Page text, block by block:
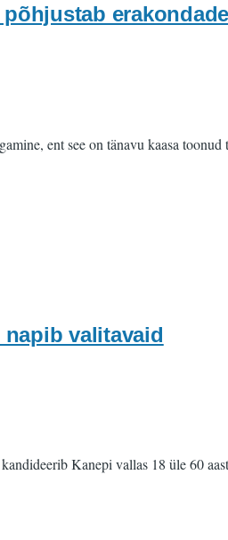
ent see on tänavu kaasa
valitavaid
Kanepi vallas 18 üle 60